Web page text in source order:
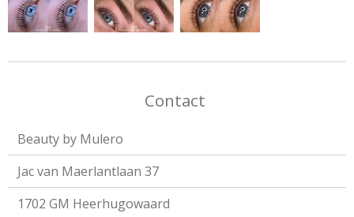
Contact
Beauty by Mulero
Jac van Maerlantlaan 37
1702 GM Heerhugowaard